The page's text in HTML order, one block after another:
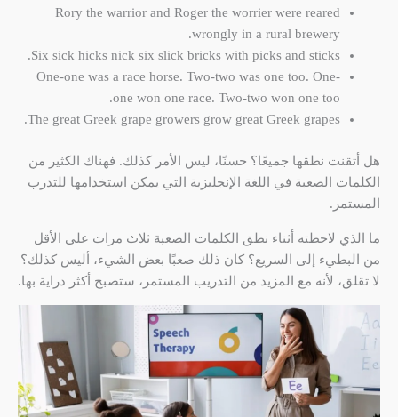
Rory the warrior and Roger the worrier were reared
wrongly in a rural brewery.
Six sick hicks nick six slick bricks with picks and sticks.
One-one was a race horse. Two-two was one too. One-
one won one race. Two-two won one too.
The great Greek grape growers grow great Greek grapes.
هل أتقنت نطقها جميعًا؟ حسنًا، ليس الأمر كذلك. فهناك الكثير من
الكلمات الصعبة في اللغة الإنجليزية التي يمكن استخدامها للتدرب
المستمر.
ما الذي لاحظته أثناء نطق الكلمات الصعبة ثلاث مرات على الأقل
من البطيء إلى السريع؟ كان ذلك صعبًا بعض الشيء، أليس كذلك؟
لا تقلق، لأنه مع المزيد من التدريب المستمر، ستصبح أكثر دراية بها.